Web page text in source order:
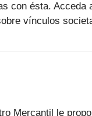
con ésta.
vínculos
Mercantil le